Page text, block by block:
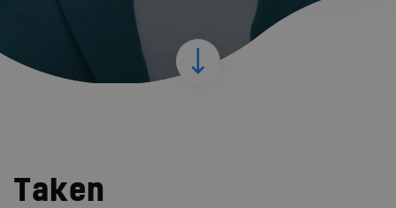
Taken